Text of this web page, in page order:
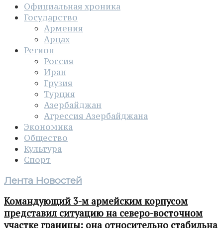
Официальная хроника
Государство
Армения
Арцах
Регион
Россия
Иран
Грузия
Турция
Азербайджан
Агрессия Азербайджана
Экономика
Общество
Культура
Спорт
Лента Новостей
Командующий 3-м армейским корпусом
представил ситуацию на северо-восточном
участке границы: она относительно стабильна